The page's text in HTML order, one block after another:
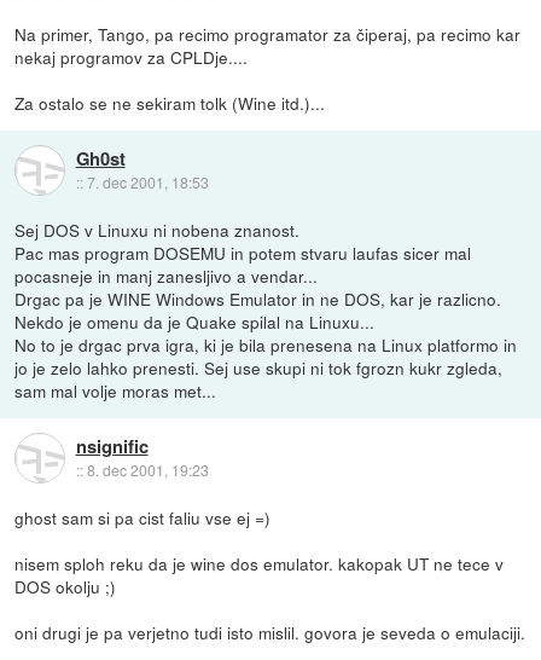
Na primer, Tango, pa recimo programator za čiperaj, pa recimo kar
nekaj programov za CPLDje....
Za ostalo se ne sekiram tolk (Wine itd.)...
Gh0st
::7. dec 2001, 18:53
Sej DOS v Linuxu ni nobena znanost.
Pac mas program DOSEMU in potem stvaru laufas sicer mal
pocasneje in manj zanesljivo a vendar...
Drgac pa je WINE Windows Emulator in ne DOS, kar je razlicno.
Nekdo je omenu da je Quake spilal na Linuxu...
No to je drgac prva igra, ki je bila prenesena na Linux platformo in
jo je zelo lahko prenesti. Sej use skupi ni tok fgrozn kukr zgleda,
sam mal volje moras met...
nsignific
::8. dec 2001, 19:23
ghost sam si pa cist faliu vse ej =)
nisem sploh reku da je wine dos emulator. kakopak UT ne tece v
DOS okolju ;)
oni drugi je pa verjetno tudi isto mislil. govora je seveda o emulaciji.